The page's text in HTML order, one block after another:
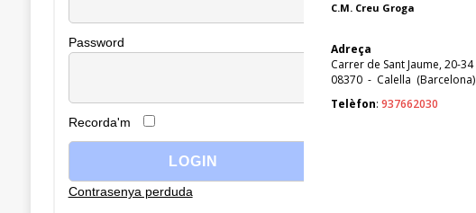
C.M. Creu Groga
Adreça
Carrer de Sant Jaume, 20-34
08370 - Calella (Barcelona)
Telèfon: 937662030
Password
Recorda'm
Contrasenya perduda